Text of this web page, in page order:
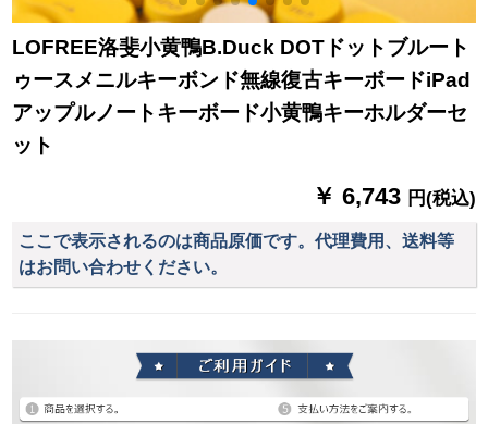
LOFREE洛斐小黄鴨B.Duck DOTドットブルート
ゥースメニルキーボンド無線復古キーボードiPad
アップルノートキーボード小黄鴨キーホルダーセ
ット
￥ 6,743 円(税込)
ここで表示されるのは商品原価です。代理費用、送料等
はお問い合わせください。